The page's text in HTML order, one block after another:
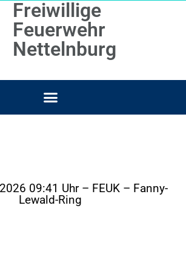
Freiwillige
Feuerwehr
Nettelnburg
09:41 Uhr – FEUK – Fanny-
Lewald-Ring